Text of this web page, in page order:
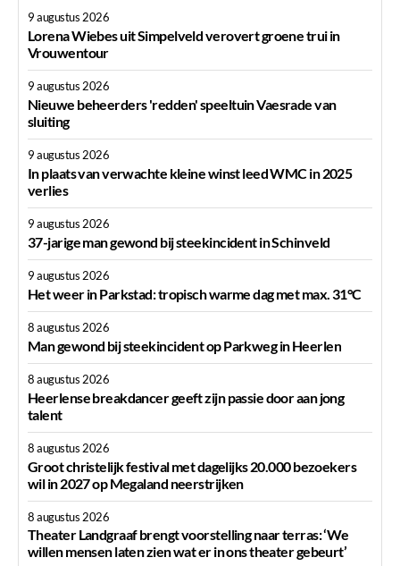
9 augustus 2026
Lorena Wiebes uit Simpelveld verovert groene trui in
Vrouwentour
9 augustus 2026
Nieuwe beheerders 'redden' speeltuin Vaesrade van
sluiting
9 augustus 2026
In plaats van verwachte kleine winst leed WMC in 2025
verlies
9 augustus 2026
37-jarige man gewond bij steekincident in Schinveld
9 augustus 2026
Het weer in Parkstad: tropisch warme dag met max. 31°C
8 augustus 2026
Man gewond bij steekincident op Parkweg in Heerlen
8 augustus 2026
Heerlense breakdancer geeft zijn passie door aan jong
talent
8 augustus 2026
Groot christelijk festival met dagelijks 20.000 bezoekers
wil in 2027 op Megaland neerstrijken
8 augustus 2026
Theater Landgraaf brengt voorstelling naar terras: ‘We
willen mensen laten zien wat er in ons theater gebeurt’